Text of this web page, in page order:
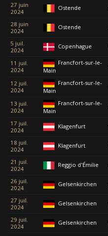
27 juin
2024
Ostende
28 juin
2024
Ostende
5 juil.
2024
Copenhague
11 juil.
2024
Francfort-sur-le-
Main
12 juil.
2024
Francfort-sur-le-
Main
13 juil.
2024
Francfort-sur-le-
Main
17 juil.
2024
Klagenfurt
18 juil.
2024
Klagenfurt
21 juil.
2024
Reggio d'Émilie
26 juil.
2024
Gelsenkirchen
27 juil.
2024
Gelsenkirchen
29 juil.
2024
Gelsenkirchen